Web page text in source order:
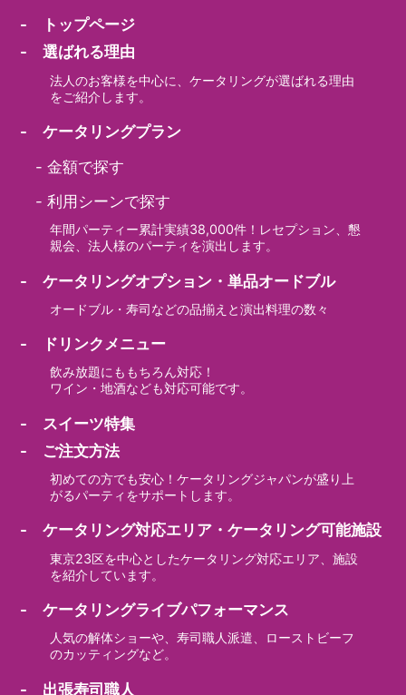
- トップページ
- 選ばれる理由
法人のお客様を中心に、ケータリングが選ばれる理由
をご紹介します。
- ケータリングプラン
-金額で探す
-利用シーンで探す
年間パーティー累計実績38,000件！レセプション、懇
親会、法人様のパーティを演出します。
- ケータリングオプション・単品オードブル
オードブル・寿司などの品揃えと演出料理の数々
- ドリンクメニュー
飲み放題にももちろん対応！
ワイン・地酒なども対応可能です。
- スイーツ特集
- ご注文方法
初めての方でも安心！ケータリングジャパンが盛り上
がるパーティをサポートします。
- ケータリング対応エリア・ケータリング可能施設
東京23区を中心としたケータリング対応エリア、施設
を紹介しています。
- ケータリングライブパフォーマンス
人気の解体ショーや、寿司職人派遣、ローストビーフ
のカッティングなど。
- 出張寿司職人